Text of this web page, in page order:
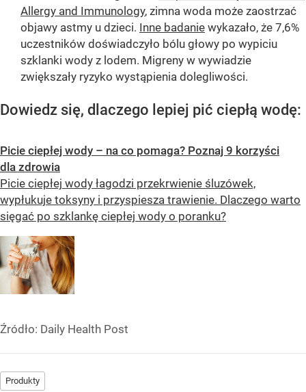
Allergy and Immunology, zimna woda może zaostrzać
objawy astmy u dzieci. Inne badanie wykazało, że 7,6%
uczestników doświadczyło bólu głowy po wypiciu
szklanki wody z lodem. Migreny w wywiadzie
zwiększały ryzyko wystąpienia dolegliwości.
Dowiedz się, dlaczego lepiej pić ciepłą wodę:
Picie ciepłej wody – na co pomaga? Poznaj 9 korzyści
dla zdrowia
Picie ciepłej wody łagodzi przekrwienie śluzówek,
wypłukuje toksyny i przyspiesza trawienie. Dlaczego warto
sięgać po szklankę ciepłej wody o poranku?
Źródło: Daily Health Post
Produkty